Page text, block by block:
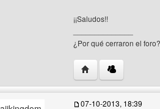
¡¡Saludos!!
¿Por qué cerraron el foro?
Visitar sitio web del
07-10-2013, 18:39